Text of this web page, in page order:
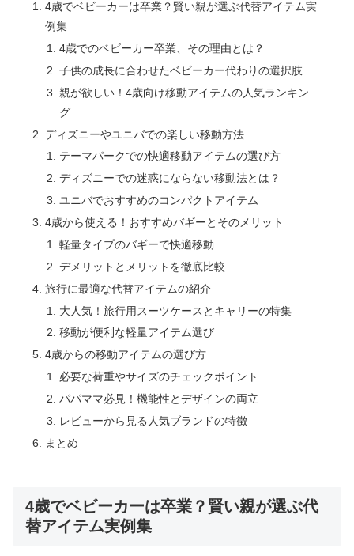
4歳でベビーカーは卒業？賢い親が選ぶ代替アイテム実
例集
4歳でのベビーカー卒業、その理由とは？
子供の成長に合わせたベビーカー代わりの選択肢
親が欲しい！4歳向け移動アイテムの人気ランキン
グ
ディズニーやユニバでの楽しい移動方法
テーマパークでの快適移動アイテムの選び方
ディズニーでの迷惑にならない移動法とは？
ユニバでおすすめのコンパクトアイテム
4歳から使える！おすすめバギーとそのメリット
軽量タイプのバギーで快適移動
デメリットとメリットを徹底比較
旅行に最適な代替アイテムの紹介
大人気！旅行用スーツケースとキャリーの特集
移動が便利な軽量アイテム選び
4歳からの移動アイテムの選び方
必要な荷重やサイズのチェックポイント
パパママ必見！機能性とデザインの両立
レビューから見る人気ブランドの特徴
まとめ
4歳でベビーカーは卒業？賢い親が選ぶ代
替アイテム実例集